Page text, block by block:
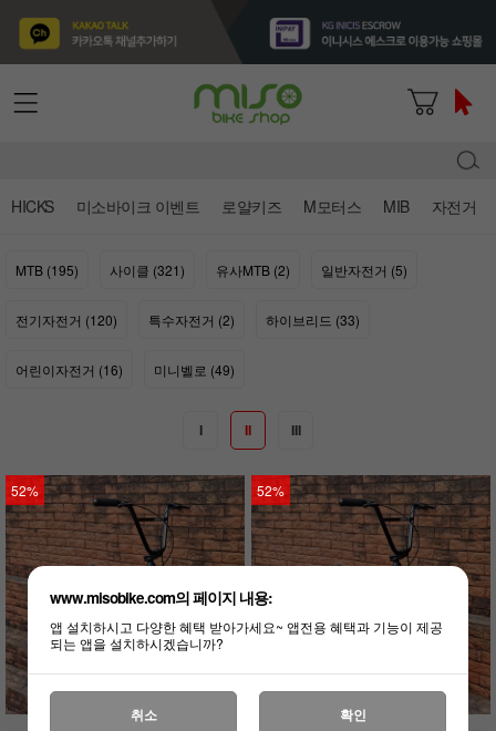
HICKS 미소바이크 이벤트 로얄키즈 M모터스 MIB 자전거
MTB (195) 사이클 (321) 유사MTB (2) 일반자전거 (5)
전기자전거 (120) 특수자전거 (2) 하이브리드 (33)
어린이자전거 (16) 미니벨로 (49)
I II III
52% 52%
www.misobike.com의 페이지 내용:
앱 설치하시고 다양한 혜택 받아가세요~ 앱전용 혜택과 기능이 제공
되는 앱을 설치하시겠습니까?
취소 확인